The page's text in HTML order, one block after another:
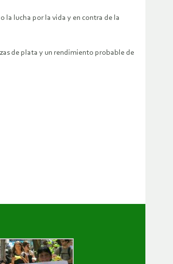
la lucha por la vida y en contra de la
de plata y un rendimiento probable de